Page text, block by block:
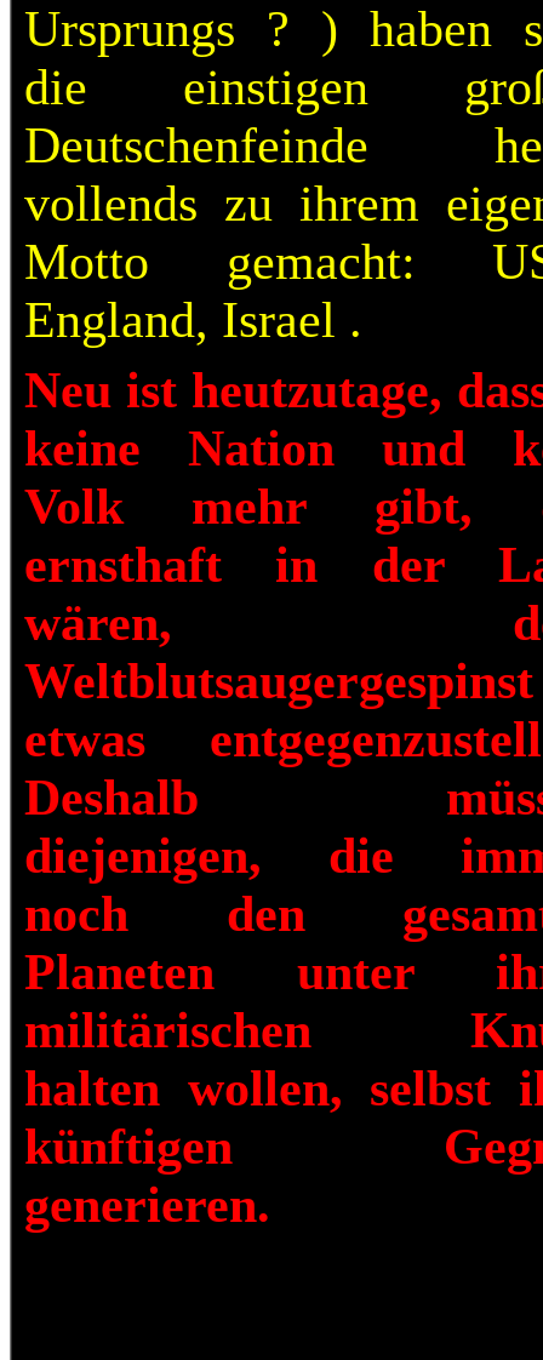
Ursprungs ? ) haben
die einstigen
Deutschenfeinde
vollends zu ihrem
Motto gemacht:
England, Israel .
Neu ist heutzutage,
keine Nation und
Volk mehr gibt,
ernsthaft in der
wären,
Weltblutsaugergespinst
etwas
Deshalb
diejenigen, die
noch den
Planeten unter
militärischen
halten wollen, selbst
künftigen
generieren.